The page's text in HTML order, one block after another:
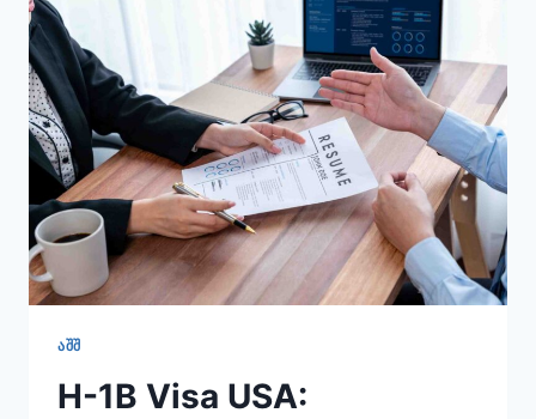
ᲐᲨᲨ
H-1B Visa USA: